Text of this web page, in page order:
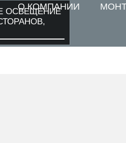
ОСВЕЩЕНИЕ
О КОМПАНИИ